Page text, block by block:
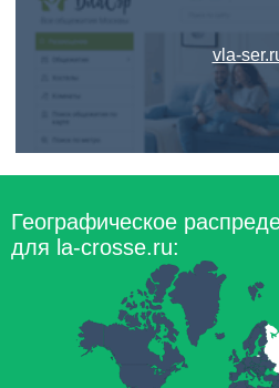
vla-
Географическое
для la-crosse.ru: